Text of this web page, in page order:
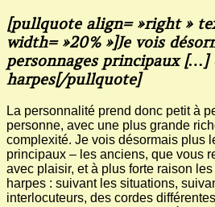
[pullquote align= »right »
width= »20% »]Je vois
personnages principaux […]
harpes[/pullquote]
La personnalité prend donc petit à
personne, avec une plus grande
complexité. Je vois désormais plus
principaux – les anciens, que vous
avec plaisir, et à plus forte raison
harpes : suivant les situations,
interlocuteurs, des cordes